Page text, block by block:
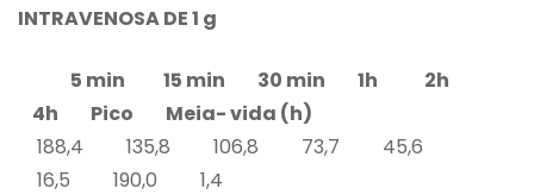
INTRAVENOSA DE 1 g
5 min
15 min 30 min 1h 2h
4h Pico Meia- vida (h)
188,4 135,8 106,8 73,7 45,6
16,5 190,0 1,4